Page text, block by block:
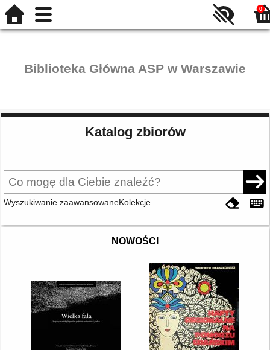
0
Biblioteka Główna ASP w Warszawie
Katalog zbiorów
Wyszukiwanie zaawansowaneKolekcje
NOWOŚCI